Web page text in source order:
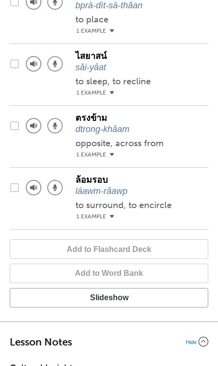
bprà-dìt-sà-thǎan
to place
1 EXAMPLE
ไสยาสน์
sǎi-yâat
to sleep, to recline
1 EXAMPLE
ตรงข้าม
dtrong-khâam
opposite, across from
1 EXAMPLE
ล้อมรอบ
láawm-râawp
to surround, to encircle
1 EXAMPLE
Add to Flashcard Deck
Add to Word Bank
Slideshow
Lesson Notes Hide